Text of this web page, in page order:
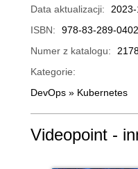
Data aktualizacji:
ISBN:
978-83-289-
Numer z katalogu:
Kategorie:
DevOps » Kubernetes
Videopoint -